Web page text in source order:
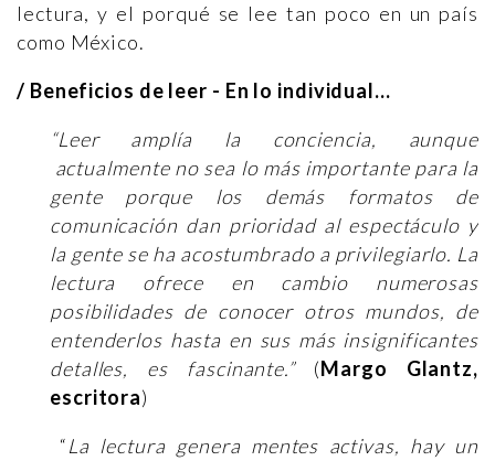
lectura, y el porqué se lee tan poco en un país
como México.
/ Beneficios de leer - En lo individual…
“Leer amplía la conciencia, aunque
actualmente no sea lo más importante para la
gente porque los demás formatos de
comunicación dan prioridad al espectáculo y
la gente se ha acostumbrado a privilegiarlo. La
lectura ofrece en cambio numerosas
posibilidades de conocer otros mundos, de
entenderlos hasta en sus más insignificantes
detalles, es fascinante.” (Margo Glantz,
escritora)
“La lectura genera mentes activas, hay un